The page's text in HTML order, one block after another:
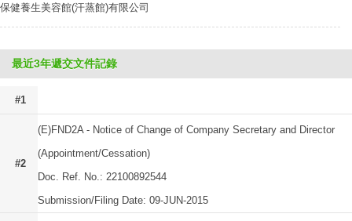
保健養生美容館(汗蒸館)有限公司
最近3年遞交文件記錄
#1
#2
(E)FND2A - Notice of Change of Company Secretary and Director
(Appointment/Cessation)
Doc. Ref. No.: 22100892544
Submission/Filing Date: 09-JUN-2015